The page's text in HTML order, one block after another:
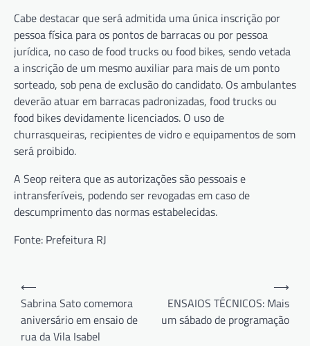
Cabe destacar que será admitida uma única inscrição por
pessoa física para os pontos de barracas ou por pessoa
jurídica, no caso de food trucks ou food bikes, sendo vetada
a inscrição de um mesmo auxiliar para mais de um ponto
sorteado, sob pena de exclusão do candidato. Os ambulantes
deverão atuar em barracas padronizadas, food trucks ou
food bikes devidamente licenciados. O uso de
churrasqueiras, recipientes de vidro e equipamentos de som
será proibido.
A Seop reitera que as autorizações são pessoais e
intransferíveis, podendo ser revogadas em caso de
descumprimento das normas estabelecidas.
Fonte: Prefeitura RJ
Navegação
de
Post
⟵
Sabrina Sato comemora
aniversário em ensaio de
rua da Vila Isabel
ENSAIOS TÉCNICOS: Mais
um sábado de programação
⟶